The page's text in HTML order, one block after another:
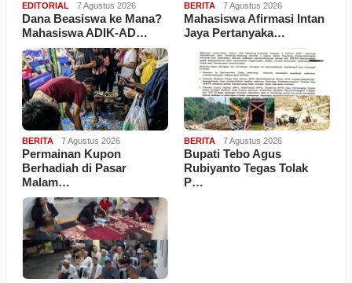
EDITORIAL 7 Agustus 2026
Dana Beasiswa ke Mana?
Mahasiswa ADIK-AD…
BERITA 7 Agustus 2026
Mahasiswa Afirmasi Intan
Jaya Pertanyaka…
BERITA 7 Agustus 2026
Permainan Kupon
Berhadiah di Pasar
Malam…
BERITA 7 Agustus 2026
Bupati Tebo Agus
Rubiyanto Tegas Tolak
P…